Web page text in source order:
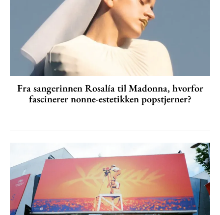
Fra sangerinnen Rosalía til Madonna, hvorfor
fascinerer nonne-estetikken popstjerner?